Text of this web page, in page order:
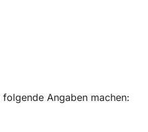
Angaben machen: